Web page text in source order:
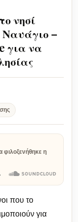
νησί
Ναυάγιο –
για να
η
που το
για